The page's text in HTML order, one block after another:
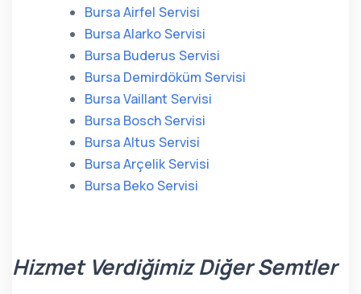
Bursa Airfel Servisi
Bursa Alarko Servisi
Bursa Buderus Servisi
Bursa Demirdöküm Servisi
Bursa Vaillant Servisi
Bursa Bosch Servisi
Bursa Altus Servisi
Bursa Arçelik Servisi
Bursa Beko Servisi
Hizmet Verdiğimiz Diğer Semtler